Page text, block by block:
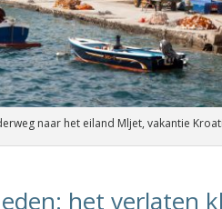
naar het eiland Mljet, vakantie
het verlaten